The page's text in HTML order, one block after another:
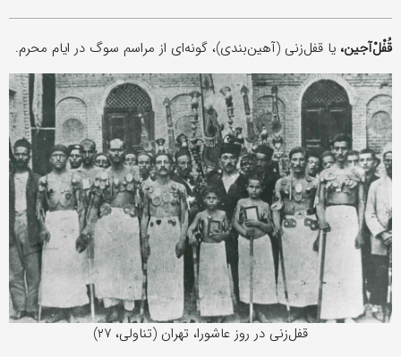
قُفْلْ‌آجین، یا قفل‌زنی (آهین‌بندی)، گونه‌ای از مراسم سوگ در ایام محرم.
قفل‌زنی در روز عاشورا، تهران (تناولی، ۲۷)